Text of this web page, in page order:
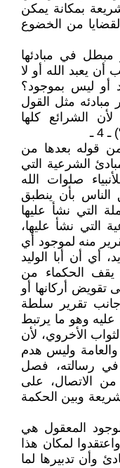
بمكانة يمكن
من الخضوع
في مبادئها
يعبد الله أو لا
أو ليس بموجود؟
مثل القول
الشرائع كلها
ـ
قوله بعدها من
الشرعية التي
صلوات الله
الناس بأن ينطبق
التي نشأ عليها
التي نشأ عليها،
منه لموجود أي
أي أن أبا الوليد
الحكماء من
تقويض أركانها أو
جانب تقرير سلطة
عليه وهو ما يرتبط
الأخروي، لأن
والعامة وليس هدم
في رسالته، فصل
من الاتصال، على
وبين الحكمة
المعقول هي
لمكان هذا
وأن تدبيرها لما